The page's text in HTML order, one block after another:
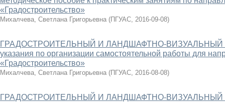
«Градостроительство»
Михалчева, Светлана Григорьевна (ПГУАС, 2016-09-08)
ГРАДОСТРОИТЕЛЬНЫЙ И ЛАНДШАФТНО-ВИЗУАЛЬНЫЙ
указания по организации самостоятельной работы для
«Градостроительство»
Михалчева, Светлана Григорьевна (ПГУАС, 2016-08-08)
ГРАДОСТРОИТЕЛЬНЫЙ И ЛАНДШАФТНО-ВИЗУАЛЬНЫЙ